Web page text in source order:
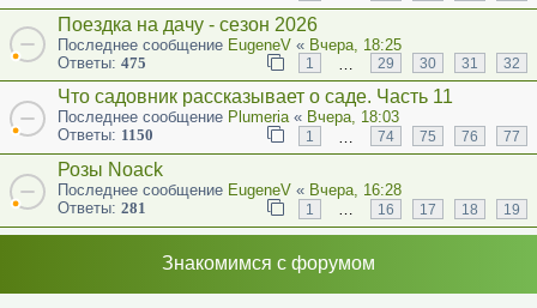
Поездка на дачу - сезон 2026
Последнее сообщение EugeneV « Вчера, 18:25
Ответы: 475 1 29 30 31 32
Что садовник рассказывает о саде. Часть 11
Последнее сообщение Plumeria« Вчера, 18:03
Ответы: 1150 1 74 75 76 77
Розы Noack
Последнее сообщение EugeneV « Вчера, 16:28
Ответы: 281 1 … 16 17 18 19
Знакомимся с форумом